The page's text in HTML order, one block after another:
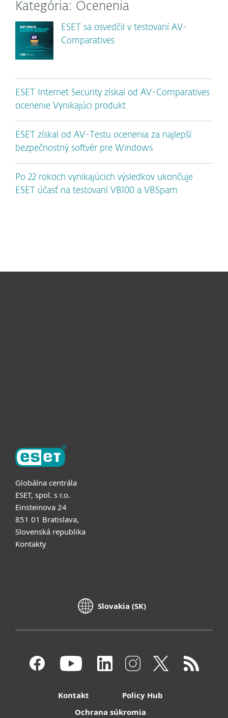
Kategória: Ocenenia
ESET sa osvedčil v testovaní AV-
Comparatives
ESET Internet Security získal od AV-Comparatives
ocenenie Vynikajúci produkt
ESET získal od AV-Testu ocenenia za najlepší
bezpečnostný softvér pre Windows
Po 22 rokoch vynikajúcich výsledkov ukončuje
ESET účasť na testovaní VB100 a VBSpam
Globálna centrála
ESET, spol. s r.o.
Einsteinova 24
851 01 Bratislava,
Slovenská republika
Kontakty
Slovakia (SK)
Kontakt
Policy Hub
Ochrana súkromia